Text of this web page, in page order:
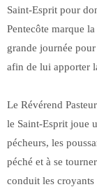
Saint-Esprit pour
Pentecôte marque
grande journée
afin de lui apporter
Le Révérend
le Saint-Esprit joue
pécheurs, les
péché et à se
conduit les